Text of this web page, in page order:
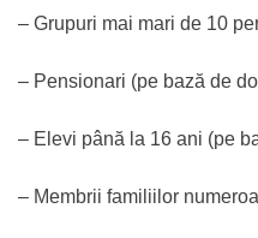
– Grupuri mai mari de 10
– Pensionari (pe bază de
– Elevi până la 16 ani (pe
– Membrii familiilor